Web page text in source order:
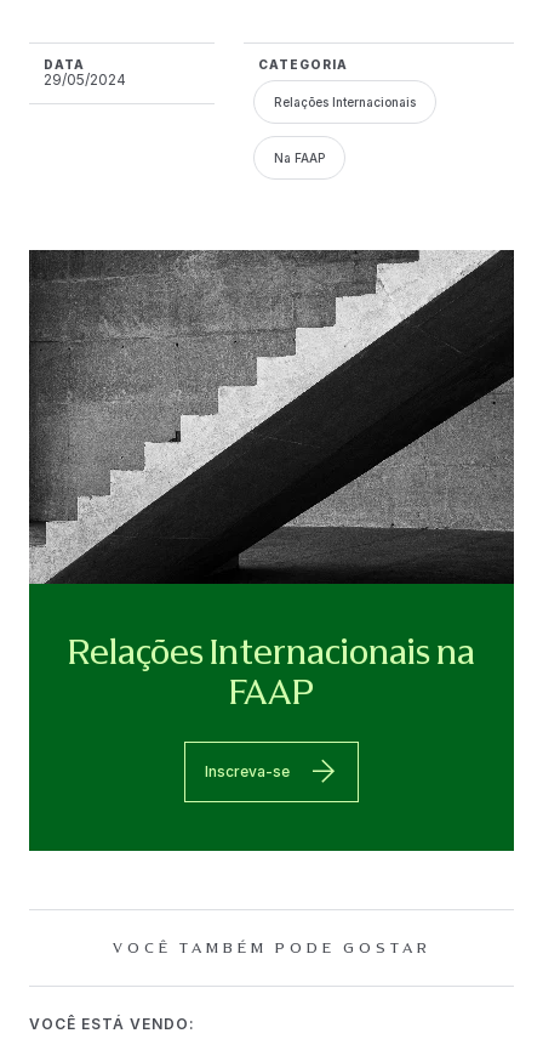
DATA
29/05/2024
CATEGORIA
Relações Internacionais
Na FAAP
Relações Internacionais na
FAAP
Inscreva-se
VOCÊ TAMBÉM PODE GOSTAR
VOCÊ ESTÁ VENDO: